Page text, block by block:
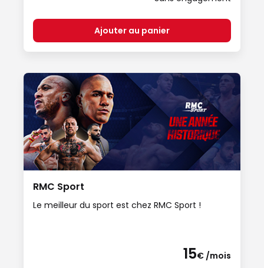
Ajouter au panier
RMC Sport
Le meilleur du sport est chez RMC Sport !
15€ /mois